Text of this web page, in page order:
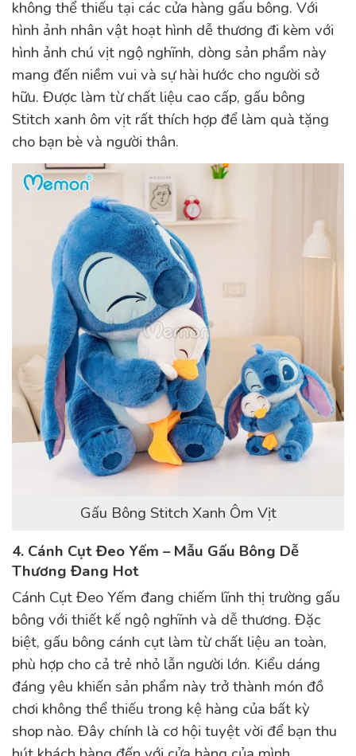
không thể thiếu tại các cửa hàng gấu bông. Với
hình ảnh nhân vật hoạt hình dễ thương đi kèm với
hình ảnh chú vịt ngộ nghĩnh, dòng sản phẩm này
mang đến niềm vui và sự hài hước cho người sở
hữu. Được làm từ chất liệu cao cấp, gấu bông
Stitch xanh ôm vịt rất thích hợp để làm quà tặng
cho bạn bè và người thân.
Gấu Bông Stitch Xanh Ôm Vịt
4. Cánh Cụt Đeo Yếm – Mẫu Gấu Bông Dễ
Thương Đang Hot
Cánh Cụt Đeo Yếm đang chiếm lĩnh thị trường gấu
bông với thiết kế ngộ nghĩnh và dễ thương. Đặc
biệt, gấu bông cánh cụt làm từ chất liệu an toàn,
phù hợp cho cả trẻ nhỏ lẫn người lớn. Kiểu dáng
đáng yêu khiến sản phẩm này trở thành món đồ
chơi không thể thiếu trong kệ hàng của bất kỳ
shop nào. Đây chính là cơ hội tuyệt vời để bạn thu